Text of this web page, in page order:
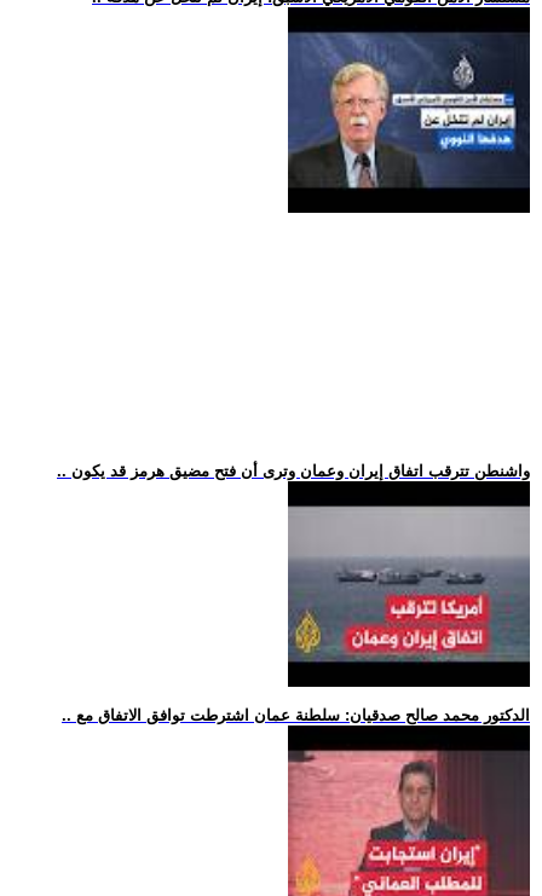
.. واشنطن تترقب اتفاق إيران وعمان وترى أن فتح مضيق هرمز قد يكون
.. الدكتور محمد صالح صدقيان: سلطنة عمان اشترطت توافق الاتفاق مع